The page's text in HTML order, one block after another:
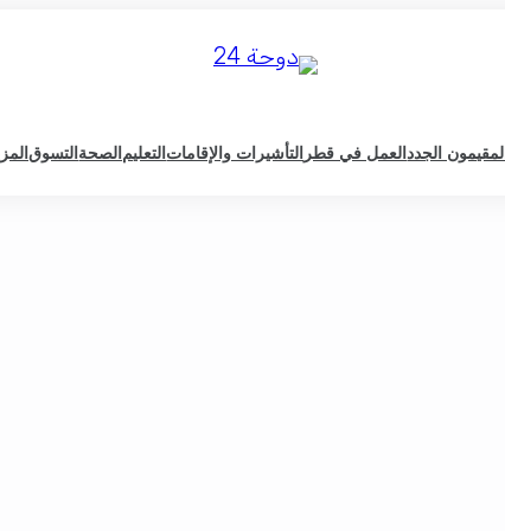
المقيمون الجددالعمل في قطر التأشيرات والإقامات التعليم الصحة التسوق